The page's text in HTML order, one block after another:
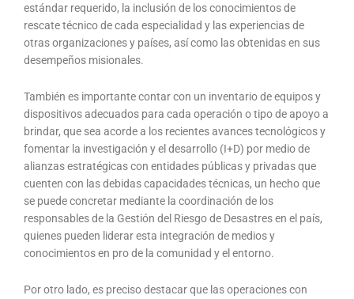
estándar requerido, la inclusión de los conocimientos de
rescate técnico de cada especialidad y las experiencias de
otras organizaciones y países, así como las obtenidas en sus
desempeños misionales.
También es importante contar con un inventario de equipos y
dispositivos adecuados para cada operación o tipo de apoyo a
brindar, que sea acorde a los recientes avances tecnológicos y
fomentar la investigación y el desarrollo (I+D) por medio de
alianzas estratégicas con entidades públicas y privadas que
cuenten con las debidas capacidades técnicas, un hecho que
se puede concretar mediante la coordinación de los
responsables de la Gestión del Riesgo de Desastres en el país,
quienes pueden liderar esta integración de medios y
conocimientos en pro de la comunidad y el entorno.
Por otro lado, es preciso destacar que las operaciones con